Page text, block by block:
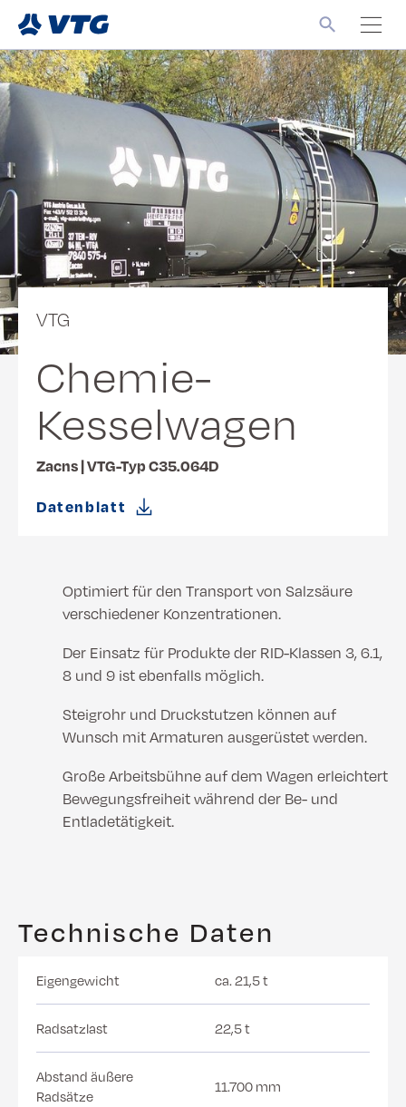
VTG
Chemie-
Kesselwagen
Zacns | VTG-Typ C35.064D
Datenblatt
Optimiert für den Transport von Salzsäure
verschiedener Konzentrationen.
Der Einsatz für Produkte der RID-Klassen 3, 6.1,
8 und 9 ist ebenfalls möglich.
Steigrohr und Druckstutzen können auf
Wunsch mit Armaturen ausgerüstet werden.
Große Arbeitsbühne auf dem Wagen erleichtert
Bewegungsfreiheit während der Be- und
Entladetätigkeit.
Technische Daten
Eigengewicht ca. 21,5 t
Radsatzlast 22,5 t
Abstand äußere
Radsätze
11.700 mm